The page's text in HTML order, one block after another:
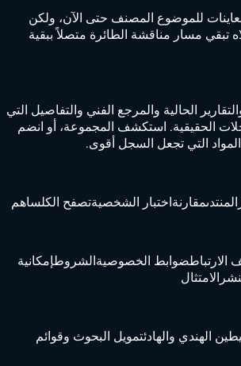
للموضوع المصنف حتى الآن، ولكن
تبقي مسار مناقشة الطائرة متصلاً ببقية
الحالية والمرجع الفني والتفاصيل التي
الحقيقية. استكشف المجموعة، أو انضم
التي تجعل السجل أقوى.
المنتدىمقارنةاختبار الشخصيةتصفح الكلساهم
الارتباطضوابط الخصوصيةالشروطإمكانية
الامتثال
الهندي والهادئتمويل البحوث وقوائم